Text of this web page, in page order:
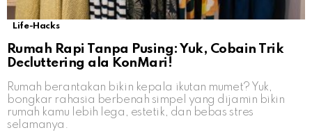
Life-Hacks
Rumah Rapi Tanpa Pusing: Yuk, Cobain Trik
Decluttering ala KonMari!
Rumah berantakan bikin kepala ikutan mumet? Yuk,
bongkar rahasia berbenah simpel yang dijamin bikin
rumah kamu lebih lega, estetik, dan bebas stres
selamanya.